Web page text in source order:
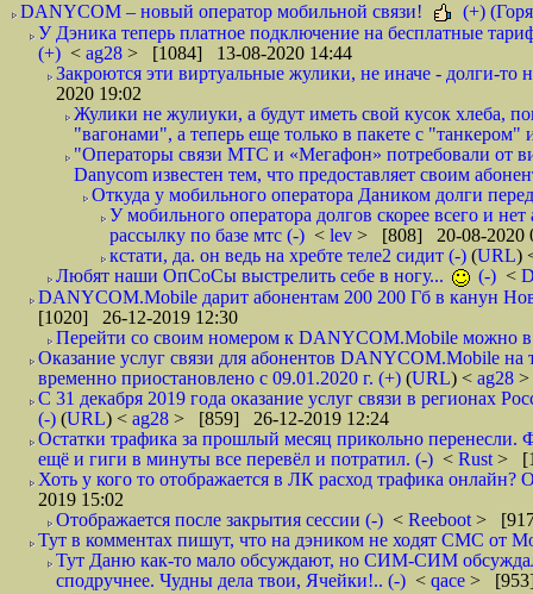
DANYCOM – новый оператор мобильной связи!
(+)
У Дэника теперь платное подключение на бесплатные
(+) < ag28 > [1084] 13-08-2020 14:44
Закроются эти виртуальные жулики, не иначе - долги-то
2020 19:02
Жулики не жулиуки, а будут иметь свой кусок хлеба,
"вагонами", а теперь еще только в пакете с
"Операторы связи МТС и «Мегафон» потребовали от
Danycom известен тем, что предоставляет своим
Откуда у мобильного оператора Даником долги
У мобильного оператора долгов скорее всего и
рассылку по базе мтс (-) < lev > [808] 20-08-2020
кстати, да. он ведь на хребте теле2 сидит (-) (URL)
Любят наши ОпСоСы выстрелить себе в ногу...
(-) <
DANYCOM.Mobile дарит абонентам 200 200 Гб в канун
[1020] 26-12-2019 12:30
Перейти со своим номером к DANYCOM.Mobile можно в
Оказание услуг связи для абонентов DANYCOM.Mobile
временно приостановлено с 09.01.2020 г. (+) (URL) < ag28 >
С 31 декабря 2019 года оказание услуг связи в регионах
(-) (URL) < ag28 > [859] 26-12-2019 12:24
Остатки трафика за прошлый месяц прикольно
ещё и гиги в минуты все перевёл и потратил. (-) < Rust >
Хоть у кого то отображается в ЛК расход трафика
2019 15:02
Отображается после закрытия сессии (-) < Reeboot >
Тут в комментах пишут, что на дэником не ходят СМС от
Тут Даню как-то мало обсуждают, но СИМ-СИМ
сподручнее. Чудны дела твои, Ячейки!.. (-) < qace > [953]